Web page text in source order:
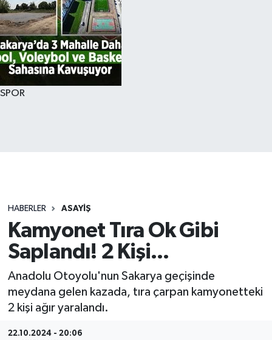
SPOR
HABERLER ASAYİŞ
Kamyonet Tıra Ok Gibi
Saplandı! 2 Kişi...
Anadolu Otoyolu'nun Sakarya geçişinde
meydana gelen kazada, tıra çarpan kamyonetteki
2 kişi ağır yaralandı.
22.10.2024 - 20:06